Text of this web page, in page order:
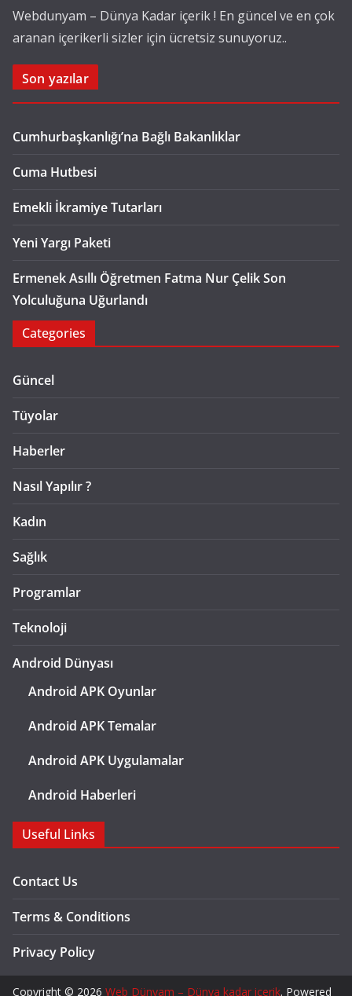
Webdunyam – Dünya Kadar içerik ! En güncel ve en çok
aranan içerikerli sizler için ücretsiz sunuyoruz..
Son yazılar
Cumhurbaşkanlığı’na Bağlı Bakanlıklar
Cuma Hutbesi
Emekli İkramiye Tutarları
Yeni Yargı Paketi
Ermenek Asıllı Öğretmen Fatma Nur Çelik Son
Yolculuğuna Uğurlandı
Categories
Güncel
Tüyolar
Haberler
Nasıl Yapılır ?
Kadın
Sağlık
Programlar
Teknoloji
Android Dünyası
Android APK Oyunlar
Android APK Temalar
Android APK Uygulamalar
Android Haberleri
Useful Links
Contact Us
Terms & Conditions
Privacy Policy
Copyright © 2026 Web Dünyam – Dünya kadar içerik. Powered